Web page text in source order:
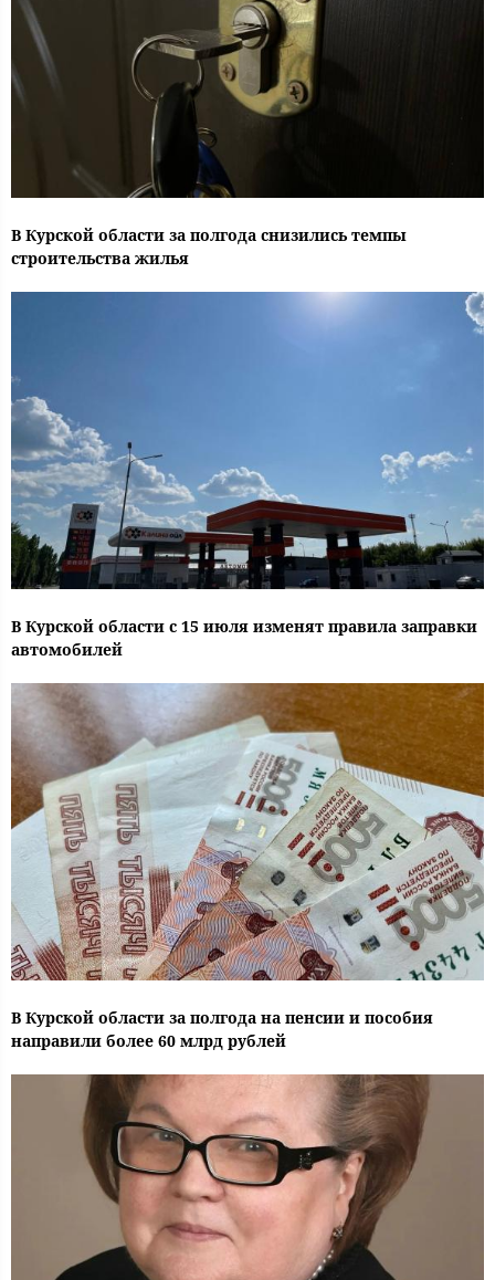
В Курской области за полгода снизились темпы
строительства жилья
В Курской области с 15 июля изменят правила заправки
автомобилей
В Курской области за полгода на пенсии и пособия
направили более 60 млрд рублей